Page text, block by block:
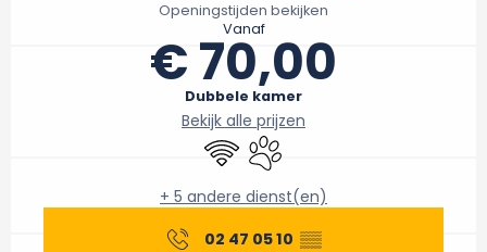
Openingstijden bekijken
Vanaf
€ 70,00
Dubbele kamer
Bekijk alle prijzen
Wifi Dieren toegelaten
+ 5 andere dienst(en)
02 47 05 10 ▒▒